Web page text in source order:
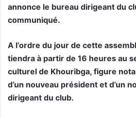
annonce le bureau dirigeant du
communiqué.
A l’ordre du jour de cette
tiendra à partir de 16 heures au
culturel de Khouribga, figure
d’un nouveau président et d’un
dirigeant du club.